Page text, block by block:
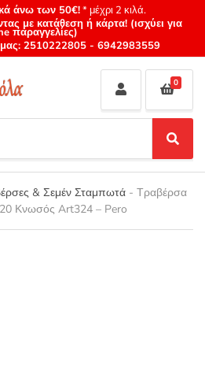
άνω των 50€!* μέχρι 2 κιλά.
με κατάθεση ή κάρτα! (ισχύει για
παραγγελίες)
2510222805 - 6942983559
S
e
a
r
0
& Σεμέν Σταμπωτά - Τραβέρσα
Κνωσός Art324 – Pero